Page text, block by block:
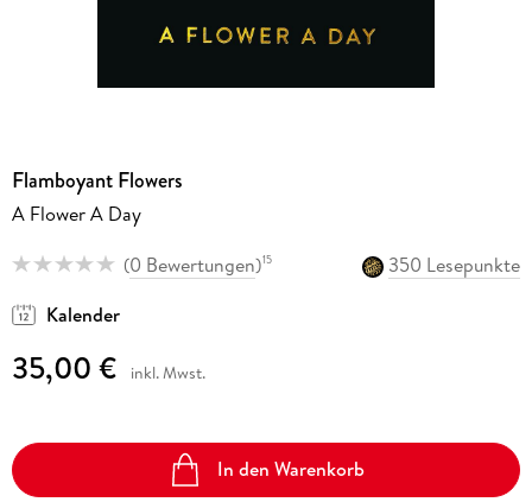
Flamboyant Flowers
A Flower A Day
(0 Bewertungen)15
350 Lesepunkte
Kalender
35,00 € inkl. Mwst.
In den Warenkorb